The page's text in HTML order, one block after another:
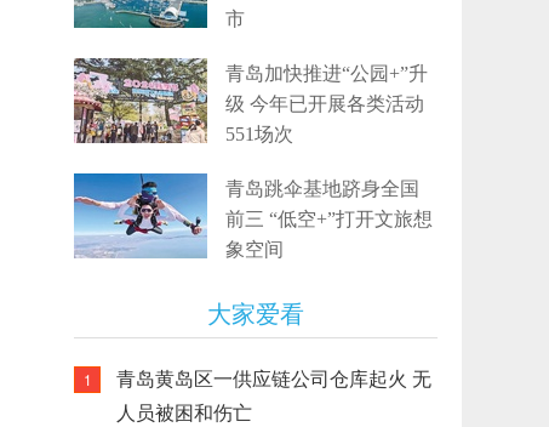
市
青岛加快推进“公园+”升
级 今年已开展各类活动
551场次
青岛跳伞基地跻身全国
前三 “低空+”打开文旅想
象空间
大家爱看
1
青岛黄岛区一供应链公司仓库起火 无
人员被困和伤亡